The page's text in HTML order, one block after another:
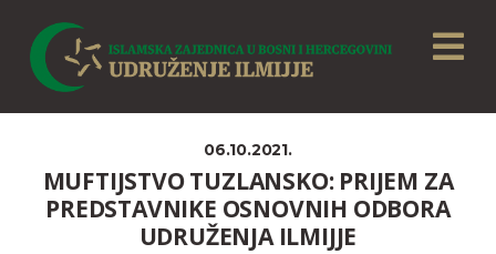
06.10.2021.
MUFTIJSTVO TUZLANSKO: PRIJEM ZA
PREDSTAVNIKE OSNOVNIH ODBORA
UDRUŽENJA ILMIJJE